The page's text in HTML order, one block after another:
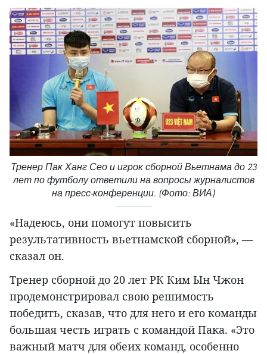
Тренер Пак Ханг Сео и игрок сборной Вьетнама до 23
лет по футболу ответили на вопросы журналистов
на пресс-конференции. (Фото: ВИА)
«Надеюсь, они помогут повысить
результативность вьетнамской сборной», —
сказал он.
Тренер сборной до 20 лет РК Ким Ын Чжон
продемонстрировал свою решимость
победить, сказав, что для него и его команды
большая честь играть с командой Пака. «Это
важный матч для обеих команд, особенно